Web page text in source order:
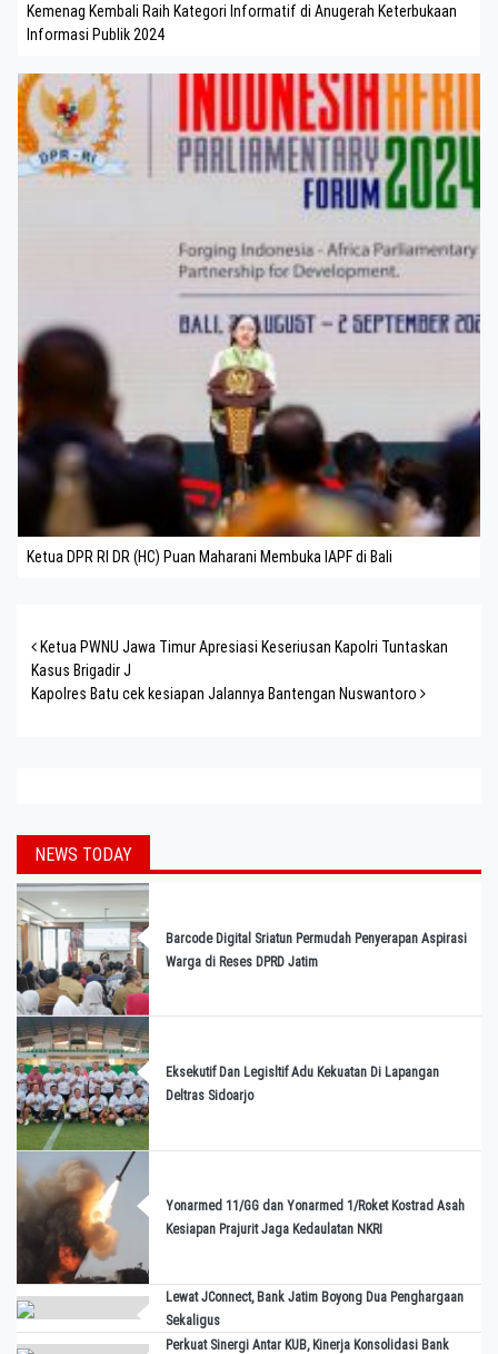
Kemenag Kembali Raih Kategori Informatif di Anugerah Keterbukaan
Informasi Publik 2024
Ketua DPR RI DR (HC) Puan Maharani Membuka IAPF di Bali
Post navigation
Ketua PWNU Jawa Timur Apresiasi Keseriusan Kapolri Tuntaskan
Kasus Brigadir J
Kapolres Batu cek kesiapan Jalannya Bantengan Nuswantoro
NEWS TODAY
Barcode Digital Sriatun Permudah Penyerapan Aspirasi
Warga di Reses DPRD Jatim
Eksekutif Dan Legisltif Adu Kekuatan Di Lapangan
Deltras Sidoarjo
Yonarmed 11/GG dan Yonarmed 1/Roket Kostrad Asah
Kesiapan Prajurit Jaga Kedaulatan NKRI
Lewat JConnect, Bank Jatim Boyong Dua Penghargaan
Sekaligus
Perkuat Sinergi Antar KUB, Kinerja Konsolidasi Bank